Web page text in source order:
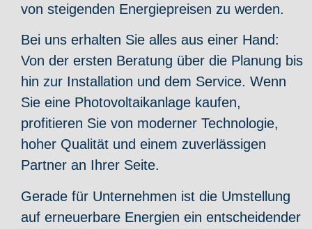
von steigenden Energiepreisen zu werden.
Bei uns erhalten Sie alles aus einer Hand:
Von der ersten Beratung über die Planung bis
hin zur Installation und dem Service. Wenn
Sie eine Photovoltaikanlage kaufen,
profitieren Sie von moderner Technologie,
hoher Qualität und einem zuverlässigen
Partner an Ihrer Seite.
Gerade für Unternehmen ist die Umstellung
auf erneuerbare Energien ein entscheidender